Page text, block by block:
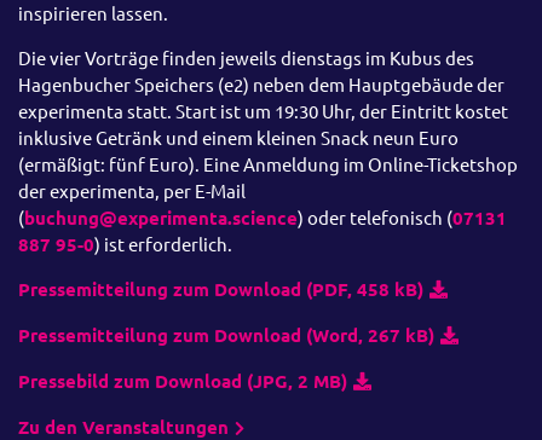
inspirieren lassen.
Die vier Vorträge finden jeweils dienstags im Kubus des
Hagenbucher Speichers (e2) neben dem Hauptgebäude der
experimenta statt. Start ist um 19:30 Uhr, der Eintritt kostet
inklusive Getränk und einem kleinen Snack neun Euro
(ermäßigt: fünf Euro). Eine Anmeldung im Online-Ticketshop
der experimenta, per E-Mail
(buchung@experimenta.science) oder telefonisch (07131
887 95-0) ist erforderlich.
Pressemitteilung zum Download (PDF, 458 kB)
Pressemitteilung zum Download (Word, 267 kB)
Pressebild zum Download (JPG, 2 MB)
Zu den Veranstaltungen